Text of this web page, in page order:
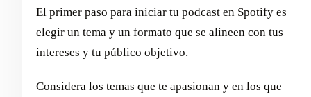
El primer paso para iniciar tu podcast en Spotify es
elegir un tema y un formato que se alineen con tus
intereses y tu público objetivo.
Considera los temas que te apasionan y en los que